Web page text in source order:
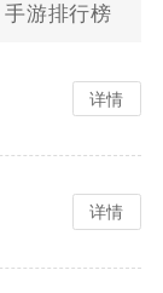
手游排行榜
详情
详情